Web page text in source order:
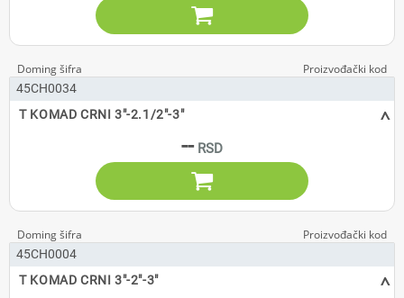

45CH0034
T KOMAD CRNI 3"-2.1/2"-3"
--
^

45CH0004
T KOMAD CRNI 3"-2"-3"
^